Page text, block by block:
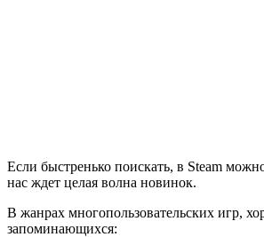
Если быстренько поискать, в Steam
нас ждет целая волна новинок.
В жанрах многопользовательских игр,
запоминающихся: